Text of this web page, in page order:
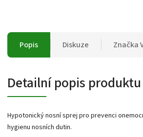
Popis Diskuze Značka
Detailní popis produktu
Hypotonický nosní sprej pro prevenci
hygienu nosních dutin.